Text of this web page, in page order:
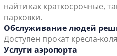
найти как краткосрочные,
парковки.
Обслуживание людей
Доступен прокат кресла-
Услуги аэропорта